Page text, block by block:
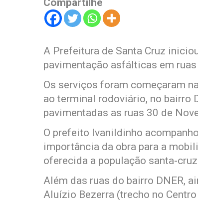
Compartilhe
A Prefeitura de Santa Cruz
pavimentação asfálticas em
Os serviços foram começaram
ao terminal rodoviário, no bairro
pavimentadas as ruas 30 de
O prefeito Ivanildinho
importância da obra para a
oferecida a população santa-
Além das ruas do bairro DNER,
Aluízio Bezerra (trecho no